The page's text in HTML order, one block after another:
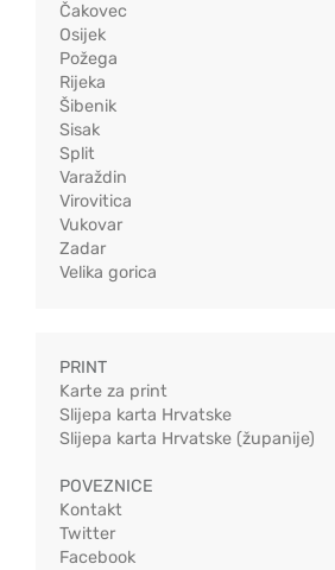
Čakovec
Osijek
Požega
Rijeka
Šibenik
Sisak
Split
Varaždin
Virovitica
Vukovar
Zadar
Velika gorica
PRINT
Karte za print
Slijepa karta Hrvatske
Slijepa karta Hrvatske (županije)
POVEZNICE
Kontakt
Twitter
Facebook